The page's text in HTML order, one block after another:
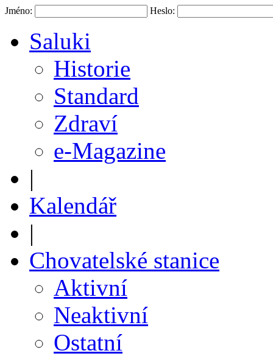
Jméno: Heslo:
Saluki
Historie
Standard
Zdraví
e-Magazine
|
Kalendář
|
Chovatelské stanice
Aktivní
Neaktivní
Ostatní